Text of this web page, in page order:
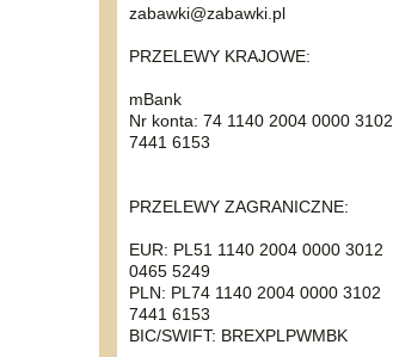
zabawki@zabawki.pl
PRZELEWY KRAJOWE:
mBank
Nr konta: 74 1140 2004 0000 3102
7441 6153
PRZELEWY ZAGRANICZNE:
EUR: PL51 1140 2004 0000 3012
0465 5249
PLN: PL74 1140 2004 0000 3102
7441 6153
BIC/SWIFT: BREXPLPWMBK